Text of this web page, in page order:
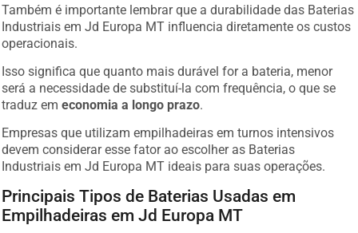
Também é importante lembrar que a durabilidade das Baterias
Industriais em Jd Europa MT influencia diretamente os custos
operacionais.
Isso significa que quanto mais durável for a bateria, menor
será a necessidade de substituí-la com frequência, o que se
traduz emeconomia a longo prazo
Empresas que utilizam empilhadeiras em turnos intensivos
devem considerar esse fator ao escolher as Baterias
Industriais em Jd Europa MT ideais para suas operações.
Principais Tipos de Baterias Usadas em
Empilhadeiras em Jd Europa MT